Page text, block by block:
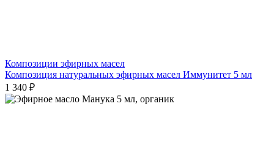
Композиции эфирных масел
Композиция натуральных эфирных масел Иммунитет 5 мл
1 340 ₽